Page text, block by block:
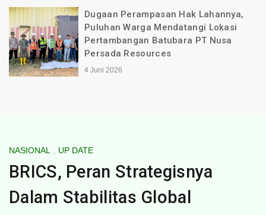
Dugaan Perampasan Hak Lahannya,
Puluhan Warga Mendatangi Lokasi
Pertambangan Batubara PT Nusa
Persada Resources
4 Juni 2026
NASIONAL , UP DATE
BRICS, Peran Strategisnya
Dalam Stabilitas Global